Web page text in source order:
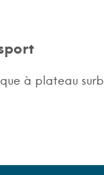
à plateau